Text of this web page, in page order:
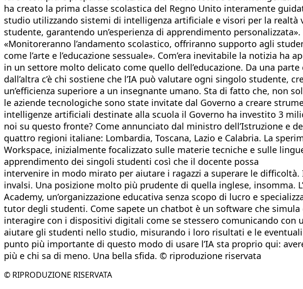
ha creato la prima classe scolastica del Regno Unito interamente
studio utilizzando sistemi di intelligenza artificiale e visori per la
studente, garantendo un’esperienza di apprendimento
«Monitoreranno l’andamento scolastico, offriranno supporto agli
come l’arte e l’educazione sessuale». Com’era inevitabile la notizia
in un settore molto delicato come quello dell’educazione. Da una
dall’altra c’è chi sostiene che l’IA può valutare ogni singolo studente,
un’efficienza superiore a un insegnante umano. Sta di fatto che, non
le aziende tecnologiche sono state invitate dal Governo a creare
intelligenze artificiali destinate alla scuola il Governo ha investito 3
noi su questo fronte? Come annunciato dal ministro dell’Istruzione e
quattro regioni italiane: Lombardia, Toscana, Lazio e Calabria. La
Workspace, inizialmente focalizzato sulle materie tecniche e sulle
apprendimento dei singoli studenti così che il docente possa
intervenire in modo mirato per aiutare i ragazzi a superare le
invalsi. Una posizione molto più prudente di quella inglese, insomma.
Academy, un’organizzazione educativa senza scopo di lucro e
tutor degli studenti. Come sapete un chatbot è un software che
interagire con i dispositivi digitali come se stessero comunicando
aiutare gli studenti nello studio, misurando i loro risultati e le
punto più importante di questo modo di usare l’IA sta proprio qui:
più e chi sa di meno. Una bella sfida. © riproduzione riservata
© RIPRODUZIONE RISERVATA